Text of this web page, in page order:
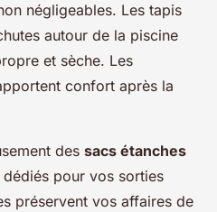
négligeables. Les tapis
autour de la piscine
et sèche. Les
confort après la
des sacs étanches
dédiés pour vos sorties
préservent vos affaires de